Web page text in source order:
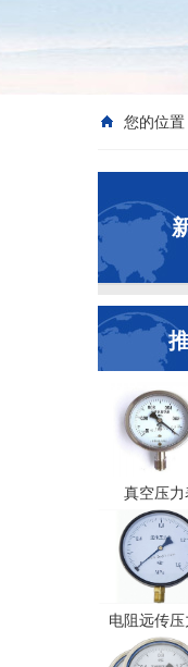
您的位置
真空压力
电阻远传压